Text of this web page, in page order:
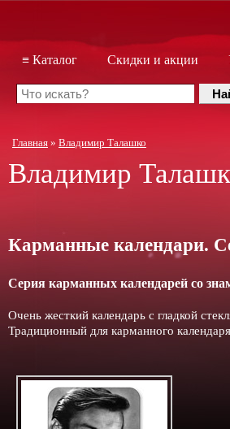
≡ Каталог Скидки и акции
Главная » Владимир Талашко
Владимир
Карманные календари.
Серия карманных календарей со
Очень жесткий календарь с гладкой
Традиционный для карманного